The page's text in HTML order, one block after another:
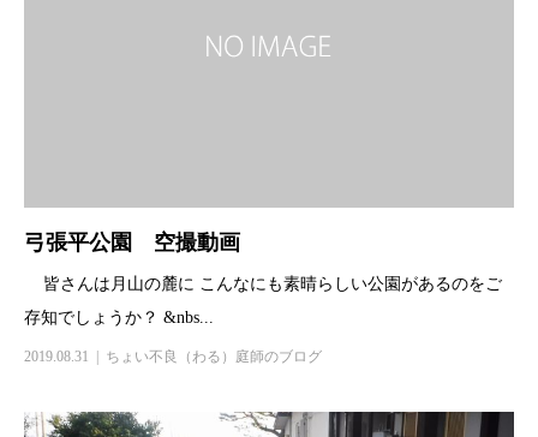
弓張平公園 空撮動画
皆さんは月山の麓に こんなにも素晴らしい公園があるのをご
存知でしょうか？ &nbs...
2019.08.31 ちょい不良（わる）庭師のブログ